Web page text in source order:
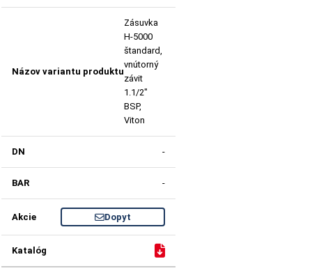
Zásuvka
H-5000
štandard,
vnútorný
závit
1.1/2"
BSP,
Viton
-
-
Dopyt